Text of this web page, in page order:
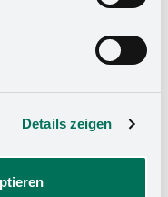
Impressum.
Details zeigen